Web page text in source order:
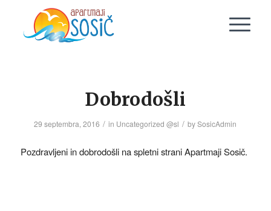
Dobrodošli
29 septembra, 2016 / in Uncategorized @sl / bySosicAdmin
Pozdravljeni in dobrodošli na spletni strani Apartmaji Sosič.